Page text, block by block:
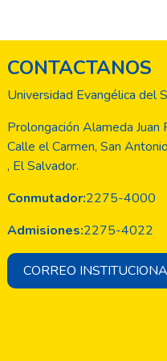
CONTACTANOS
Universidad Evangélica del
Prolongación Alameda Juan
Calle el Carmen, San
, El Salvador.
Conmutador:2275-4000
Admisiones:2275-4022
CORREO